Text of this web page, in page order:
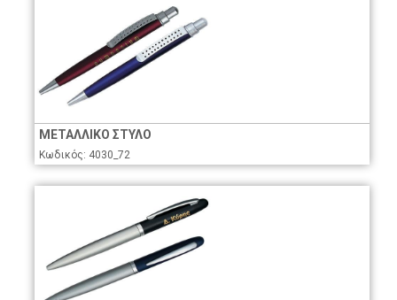
ΜΕΤΑΛΛΙΚΟ ΣΤΥΛΟ
Κωδικός: 4030_72